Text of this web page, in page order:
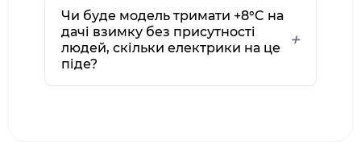
Чи буде модель тримати +8°C на
дачі взимку без присутності
людей, скільки електрики на це
піде?